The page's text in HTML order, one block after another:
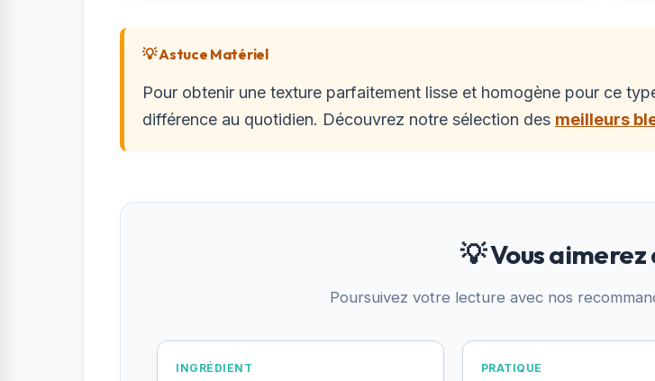
💡 Astuce Matériel
Pour obtenir une texture parfaitement lisse et homogène pour ce
différence au quotidien. Découvrez notre sélection des meilleurs
💡 Vous aimerez
Poursuivez votre lecture avec nos
INGRÉDIENT PRATIQUE